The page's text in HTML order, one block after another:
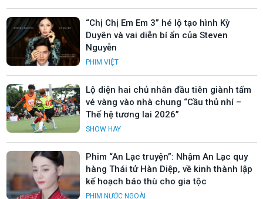
“Chị Chị Em Em 3” hé lộ tạo hình Kỳ
Duyên và vai diễn bí ẩn của Steven
Nguyễn
PHIM VIỆT
Lộ diện hai chủ nhân đầu tiên giành tấm
vé vàng vào nhà chung “Cầu thủ nhí –
Thế hệ tương lai 2026”
SHOW HAY
Phim “An Lạc truyện”: Nhậm An Lạc quy
hàng Thái tử Hàn Diệp, về kinh thành lập
kế hoạch báo thù cho gia tộc
PHIM NƯỚC NGOÀI